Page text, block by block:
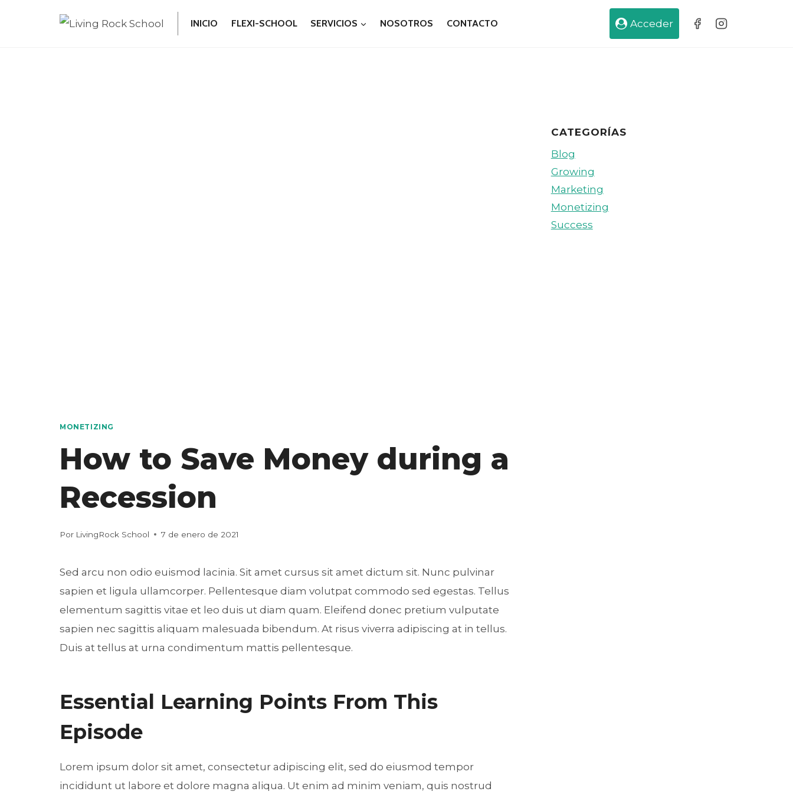
INICIO FLEXI-SCHOOL SERVICIOS NOSOTROS CONTACTO Acceder
MONETIZING
How to Save Money during a
Recession
Por LivingRock School 7 de enero de 2021
Sed arcu non odio euismod lacinia. Sit amet cursus sit amet dictum sit. Nunc pulvinar
sapien et ligula ullamcorper. Pellentesque diam volutpat commodo sed egestas. Tellus
elementum sagittis vitae et leo duis ut diam quam. Eleifend donec pretium vulputate
sapien nec sagittis aliquam malesuada bibendum. At risus viverra adipiscing at in tellus.
Duis at tellus at urna condimentum mattis pellentesque.
Essential Learning Points From This
Episode
Lorem ipsum dolor sit amet, consectetur adipiscing elit, sed do eiusmod tempor
incididunt ut labore et dolore magna aliqua. Ut enim ad minim veniam, quis nostrud
CATEGORÍAS
Blog
Growing
Marketing
Monetizing
Success